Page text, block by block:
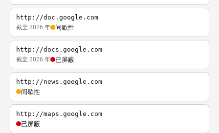
http://doc.google.com
截至 2026 年 间歇性
http://docs.google.com
截至 2026 年 已屏蔽
http://news.google.com
间歇性
http://maps.google.com
已屏蔽